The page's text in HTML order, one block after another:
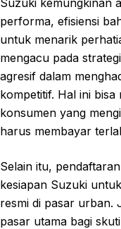
performa, efisiensi
untuk menarik
mengacu pada
agresif dalam
kompetitif. Hal ini bisa
konsumen yang
harus membayar
Selain itu,
kesiapan Suzuki
resmi di pasar urban.
pasar utama bagi